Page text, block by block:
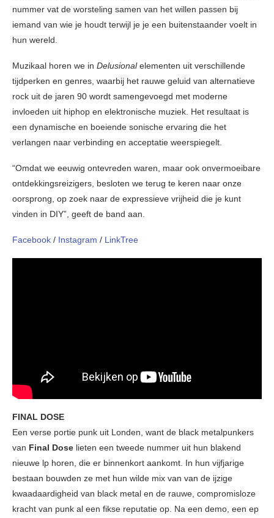
nummer vat de worsteling samen van het willen passen bij
iemand van wie je houdt terwijl je je een buitenstaander voelt in
hun wereld.
Muzikaal horen we in Delusionalelementen uit verschillende
tijdperken en genres, waarbij het rauwe geluid van alternatieve
rock uit de jaren 90 wordt samengevoegd met moderne
invloeden uit hiphop en elektronische muziek. Het resultaat is
een dynamische en boeiende sonische ervaring die het
verlangen naar verbinding en acceptatie weerspiegelt.
“Omdat we eeuwig ontevreden waren, maar ook onvermoeibare
ontdekkingsreizigers, besloten we terug te keren naar onze
oorsprong, op zoek naar de expressieve vrijheid die je kunt
vinden in DIY”, geeft de band aan.
Facebook / Instagram / LinkTree
FINAL DOSE
Een verse portie punk uit Londen, want de black metalpunkers
van Final Dose lieten een tweede nummer uit hun blakend
nieuwe lp horen, die er binnenkort aankomt. In hun vijfjarige
bestaan bouwden ze met hun wilde mix van van de ijzige
kwaadaardigheid van black metal en de rauwe, compromisloze
kracht van punk al een fikse reputatie op. Na een demo, een ep